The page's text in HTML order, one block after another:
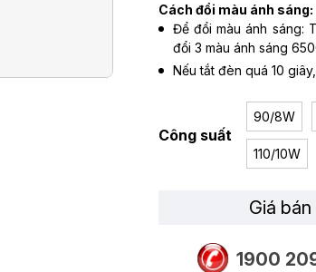
Cách đổi màu ánh sáng:
Để đổi màu ánh sáng:
đổi 3 màu ánh sáng
Nếu tắt đèn quá 10
Công suất
90/8W
110/10W
Giá
1900